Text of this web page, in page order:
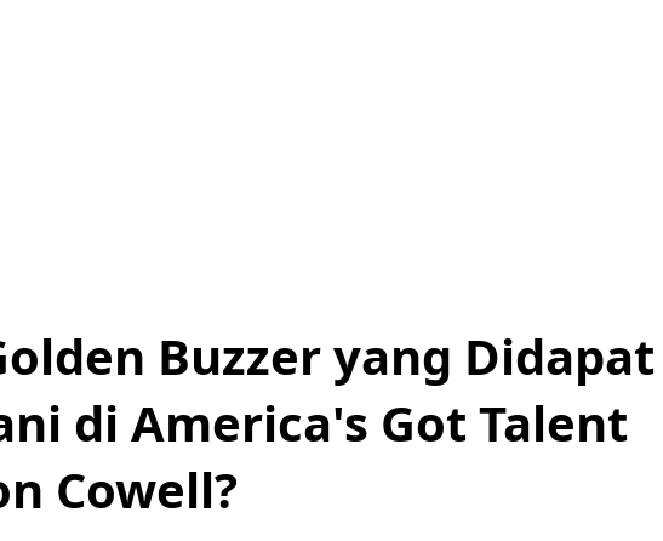
Buzzer yang Didapat
di America's Got Talent
Cowell?